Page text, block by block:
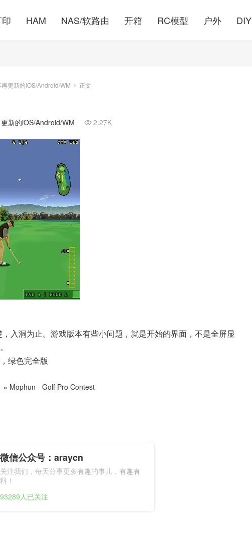
HAM NAS/软路由 开箱 RC模型 户外 DIY
再更新的iOS/Android/WM > 正文
新的iOS/Android/WM  2.27K
入洞为止。游戏版本有些小问题，就是开始的界面，不是全屏显
绿色完全版
» Mophun - Golf Pro Contest
微信公众号：araycn
关注我们，每天分享更多有趣的事儿，有趣有
料！
93289人已关注